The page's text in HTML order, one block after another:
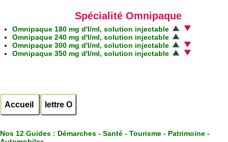
Spécialité Omnipaque
Omnipaque 180 mg d'I/ml, solution injectable
Omnipaque 240 mg d'I/ml, solution injectable
Omnipaque 300 mg d'I/ml, solution injectable
Omnipaque 350 mg d'I/ml, solution injectable
Accueil lettre O
Nos 12 Guides : Démarches - Santé - Tourisme - Patrimoine -